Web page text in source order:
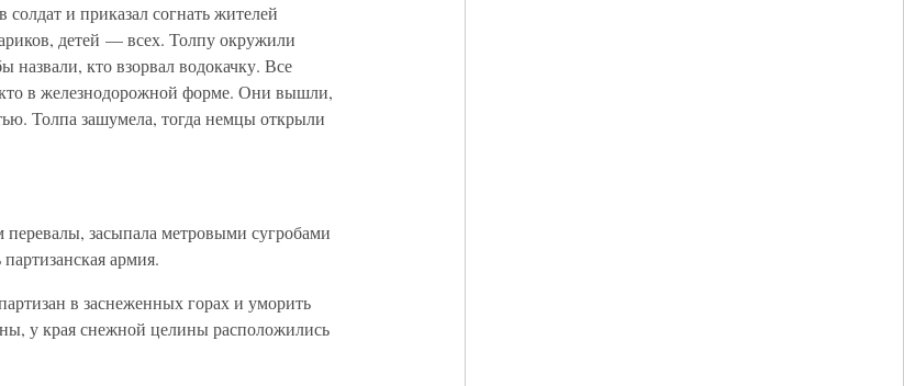
и приказал согнать жителей
детей — всех. Толпу окружили
назвали, кто взорвал водокачку. Все
в железнодорожной форме. Они вышли,
Толпа зашумела, тогда немцы открыли
засыпала метровыми сугробами
армия.
в заснеженных горах и уморить
у края снежной целины расположились